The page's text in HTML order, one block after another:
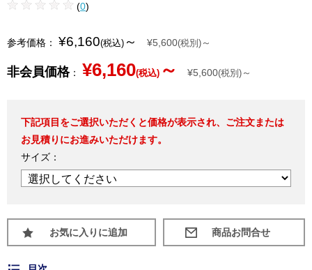
(0)
参考価格： ¥6,160(税込) ～ ¥5,600(税別) ～
非会員価格： ¥6,160(税込) ～ ¥5,600(税別) ～
下記項目をご選択いただくと価格が表示され、ご注文または
お見積りにお進みいただけます。
サイズ：
お気に入りに追加